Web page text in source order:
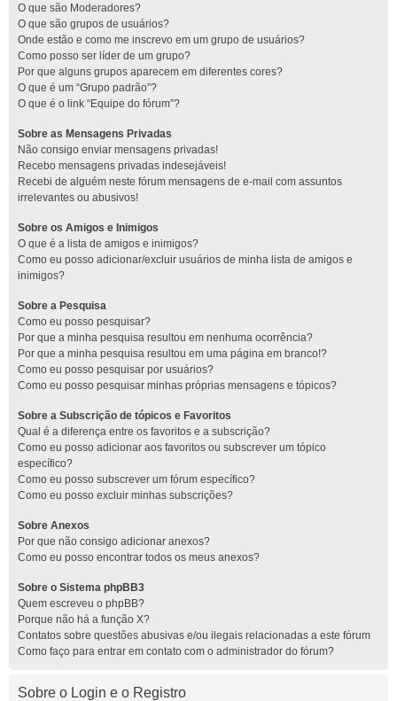
O que são Moderadores?
O que são grupos de usuários?
Onde estão e como me inscrevo em um grupo de usuários?
Como posso ser líder de um grupo?
Por que alguns grupos aparecem em diferentes cores?
O que é um “Grupo padrão”?
O que é o link “Equipe do fórum”?
Sobre as Mensagens Privadas
Não consigo enviar mensagens privadas!
Recebo mensagens privadas indesejáveis!
Recebi de alguém neste fórum mensagens de e-mail com assuntos
irrelevantes ou abusivos!
Sobre os Amigos e Inimigos
O que é a lista de amigos e inimigos?
Como eu posso adicionar/excluir usuários de minha lista de amigos e
inimigos?
Sobre a Pesquisa
Como eu posso pesquisar?
Por que a minha pesquisa resultou em nenhuma ocorrência?
Por que a minha pesquisa resultou em uma página em branco!?
Como eu posso pesquisar por usuários?
Como eu posso pesquisar minhas próprias mensagens e tópicos?
Sobre a Subscrição de tópicos e Favoritos
Qual é a diferença entre os favoritos e a subscrição?
Como eu posso adicionar aos favoritos ou subscrever um tópico
específico?
Como eu posso subscrever um fórum específico?
Como eu posso excluir minhas subscrições?
Sobre Anexos
Por que não consigo adicionar anexos?
Como eu posso encontrar todos os meus anexos?
Sobre o Sistema phpBB3
Quem escreveu o phpBB?
Porque não há a função X?
Contatos sobre questões abusivas e/ou ilegais relacionadas a este fórum
Como faço para entrar em contato com o administrador do fórum?
Sobre o Login e o Registro